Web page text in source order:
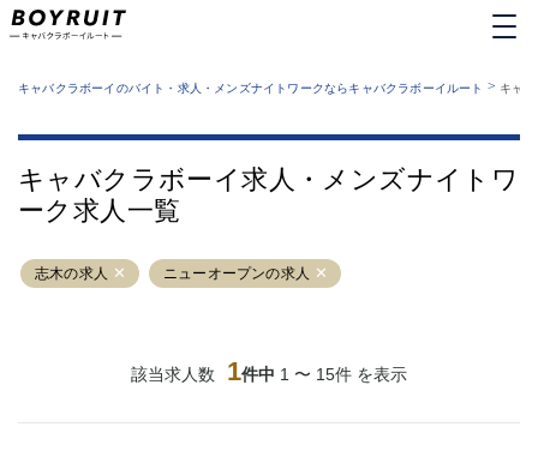
業種から探す
運営者情報
サイトマップ
キャバクラボーイのバイト・求人・メンズナイトワークならキャバクラボーイルート > キャ
キャバクラボーイ求人・メンズナイトワ
ーク求人一覧
志木の求人 ニューオープンの求人
該当求人数 1件中 1 〜 15件 を表示
六本木
池袋
新橋
渋谷
大和
立川